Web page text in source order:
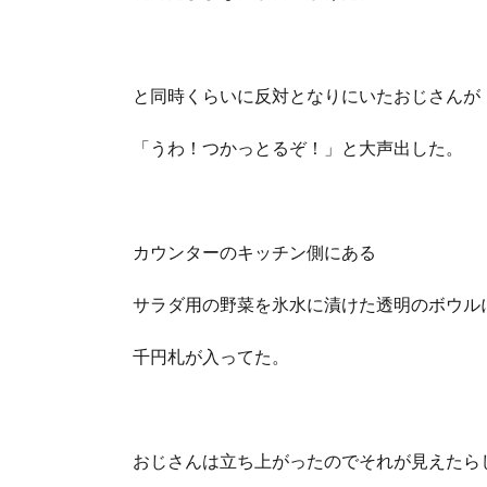
と同時くらいに反対となりにいたおじさんが
「うわ！つかっとるぞ！」と大声出した。
カウンターのキッチン側にある
サラダ用の野菜を氷水に漬けた透明のボウル
千円札が入ってた。
おじさんは立ち上がったのでそれが見えたら